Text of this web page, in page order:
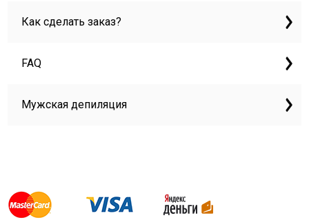
Как сделать заказ?
FAQ
Мужская депиляция